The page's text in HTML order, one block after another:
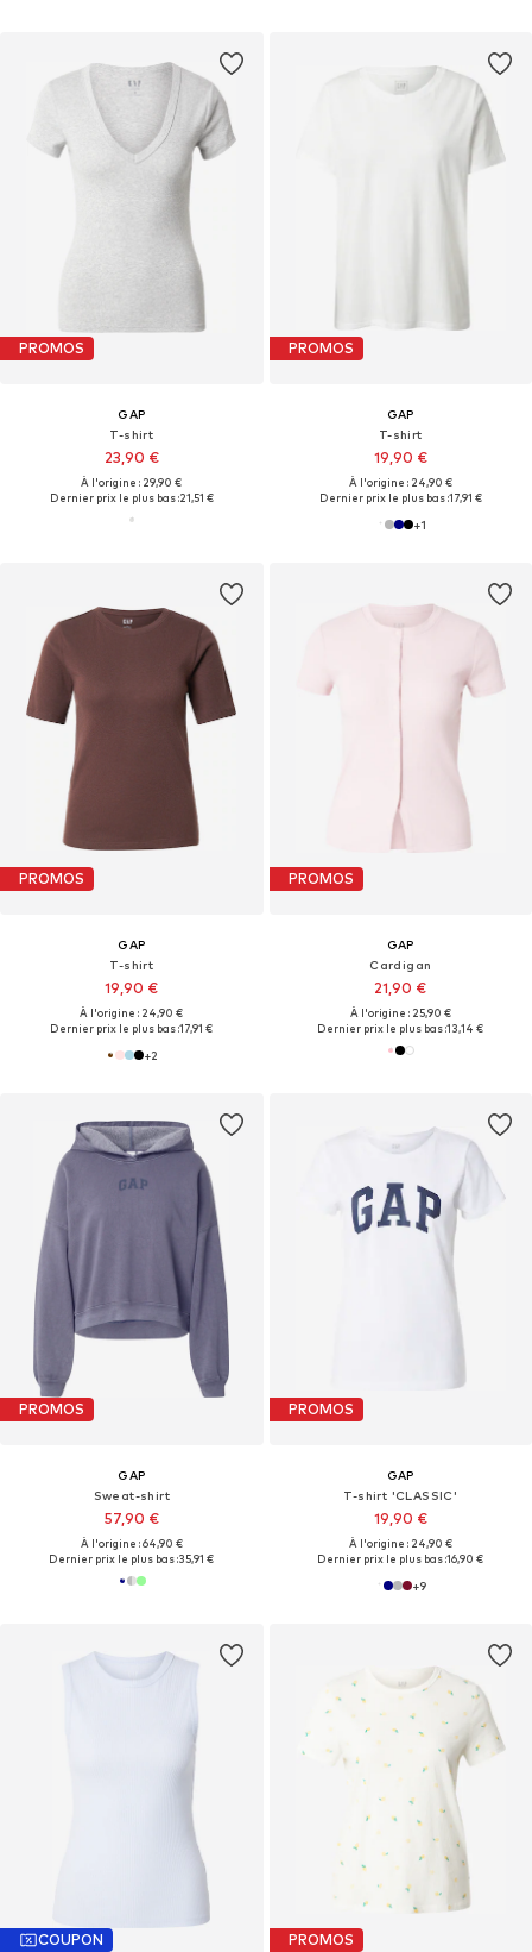
PROMOS
GAP
T-shirt
23,90 €
À l'origine : 29,90 €
Dernier prix le plus bas :21,51 €
PROMOS
GAP
T-shirt
19,90 €
À l'origine : 24,90 €
Dernier prix le plus bas :17,91 €
+1
PROMOS
GAP
T-shirt
19,90 €
À l'origine : 24,90 €
Dernier prix le plus bas :17,91 €
+2
PROMOS
GAP
Cardigan
21,90 €
À l'origine : 25,90 €
Dernier prix le plus bas :13,14 €
PROMOS
GAP
Sweat-shirt
57,90 €
À l'origine : 64,90 €
Dernier prix le plus bas :35,91 €
PROMOS
GAP
T-shirt 'CLASSIC'
19,90 €
À l'origine : 24,90 €
Dernier prix le plus bas :16,90 €
+9
COUPON PROMOS